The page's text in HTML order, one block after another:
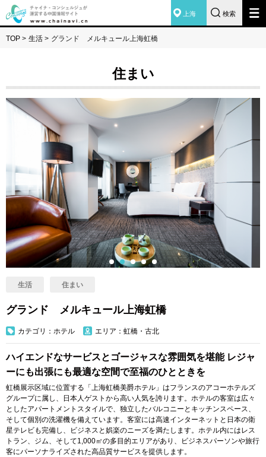
上海 検索
TOP > 生活 > グランド メルキュール上海虹橋
住まい
生活 住まい
グランド メルキュール上海虹橋
カテゴリ：ホテル エリア：虹橋・古北
ハイエンドなサービスとゴージャスな雰囲気を堪能 レジャ
ーにも出張にも最適な空間で至福のひとときを
虹橋展示区域に位置する「上海虹橋美爵ホテル」はフランスのアコーホテルズ
グループに属し、日本人ゲストから高い人気を誇ります。ホテルの客室は広々
としたアパートメントスタイルで、独立したバルコニーとキッチンスペース、
そして個別の洗濯機を備えています。客室には高速インターネットと日本の衛
星テレビも完備し、ビジネスと娯楽のニーズを満たします。ホテル内にはレス
トラン、ジム、そして1,000㎡の多目的エリアがあり、ビジネスパーソンや旅行
客にパーソナライズされた高品質サービスを提供します。